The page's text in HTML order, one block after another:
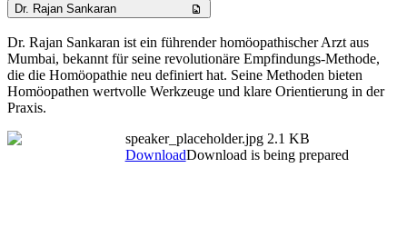
Dr. Rajan Sankaran
Dr. Rajan Sankaran ist ein führender homöopathischer Arzt aus
Mumbai, bekannt für seine revolutionäre Empfindungs-Methode,
die die Homöopathie neu definiert hat. Seine Methoden bieten
Homöopathen wertvolle Werkzeuge und klare Orientierung in der
Praxis.
speaker_placeholder.jpg 2.1 KB
DownloadDownload is being prepared